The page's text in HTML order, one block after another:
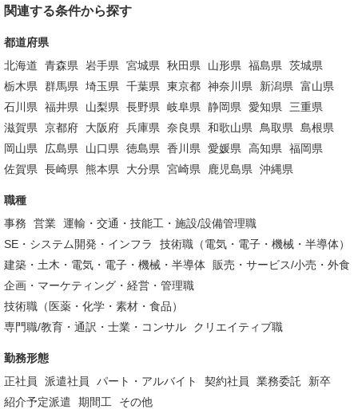
関連する条件から探す
都道府県
北海道
青森県 岩手県 宮城県 秋田県 山形県 福島県 茨城県
栃木県 群馬県 埼玉県 千葉県 東京都 神奈川県 新潟県 富山県
石川県 福井県 山梨県 長野県 岐阜県 静岡県 愛知県 三重県
滋賀県 京都府 大阪府 兵庫県 奈良県 和歌山県 鳥取県 島根県
岡山県
広島県 山口県 徳島県 香川県 愛媛県 高知県 福岡県
佐賀県 長崎県 熊本県 大分県 宮崎県 鹿児島県 沖縄県
職種
事務
営業 運輸・交通・技能工・施設/設備管理職
SE・システム開発・インフラ
技術職（電気・電子・機械・半導体）
建築・土木・電気・電子・機械・半導体 販売・サービス/小売・外食
企画・マーケティング・経営・管理職
技術職（医薬・化学・素材・食品）
専門職/教育・通訳・士業・コンサル
クリエイティブ職
勤務形態
正社員
派遣社員 パート・アルバイト 契約社員 業務委託
新卒
紹介予定派遣
期間工 その他